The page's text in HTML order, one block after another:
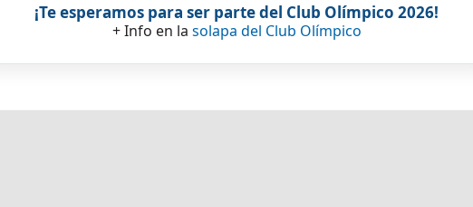
¡Te esperamos para ser parte del Club Olímpico 2026!
+ Info en la solapa del Club Olímpico